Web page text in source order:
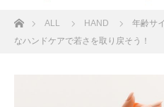
ホームALL HAND
年齢サ
なハンドケアで若さを取り戻そう！